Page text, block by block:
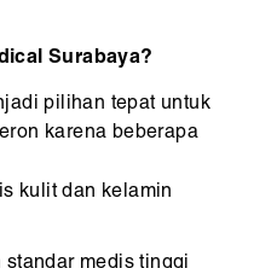
Surabaya?
pilihan tepat untuk
karena beberapa
kulit dan kelamin
medis tinggi